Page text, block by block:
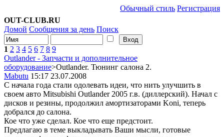
Обычный стиль Регистрация
OUT-CLUB.RU
Домой Сообщения за день Поиск
1 2 3 4 5 6 7 8 9
Outlander - Запчасти и дополнительное
оборудование>Outlander. Тюнинг салона 2.
Mabutu 15:17 23.07.2008
С начала года стали одолевать идеи, что нить улучшить в
своем авто Mitsubishi Outlander 2005 г.в. (диллерский). Начал с
дисков и резины, продолжил амортизаторами Koni, теперь
добрался до салона.
Кое что уже сделал. Кое что еще предстоит.
Предлагаю в теме выкладывать Ваши мысли, готовые